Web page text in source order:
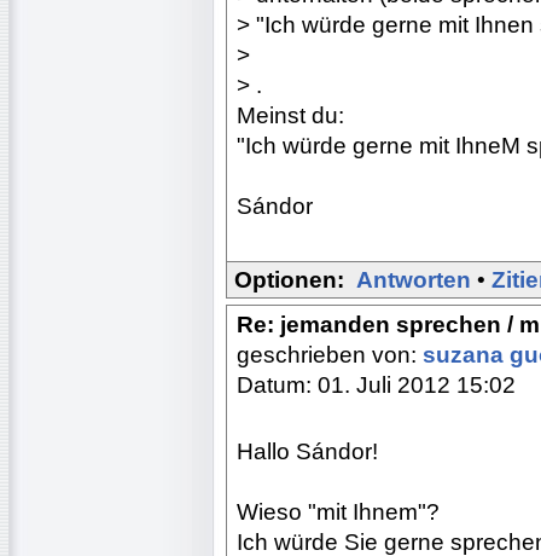
> "Ich würde gerne mit
>
> .
Meinst du:
"Ich würde gerne mit IhneM
Sándor
Optionen: Antworten •
Re: jemanden sprechen /
geschrieben von: suzana
Datum: 01. Juli 2012 15:02
Hallo Sándor!
Wieso "mit Ihnem"?
Ich würde Sie gerne